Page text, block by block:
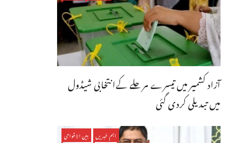
آزاد کشمیر میں تیسرے مرحلے کےانتخابی شیڈول
میں تبدیلی کردی گئی
اہم خبریں بین الاقوامی